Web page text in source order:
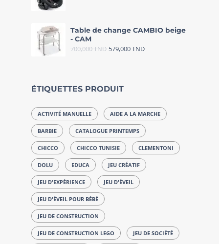
Table de change CAMBIO beige
- CAM
700,000TND 579,000TND
ÉTIQUETTES PRODUIT
ACTIVITÉ MANUELLE AIDE A LA MARCHE
BARBIE CATALOGUE PRINTEMPS
CHICCO CHICCO TUNISIE CLEMENTONI
DOLU EDUCA JEU CRÉATIF
JEU D'EXPÉRIENCE JEU D'ÉVEIL
JEU D'ÉVEIL POUR BÉBÉ
JEU DE CONSTRUCTION
JEU DE CONSTRUCTION LEGO JEU DE SOCIÉTÉ